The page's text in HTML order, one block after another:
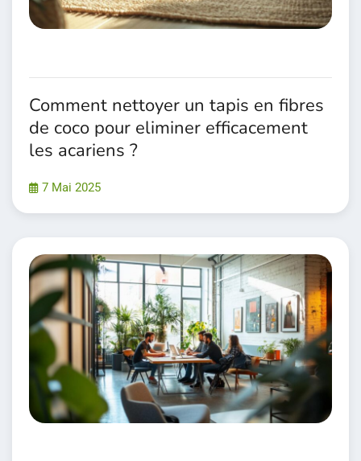
Comment nettoyer un tapis en fibres
de coco pour eliminer efficacement
les acariens ?
7 Mai 2025